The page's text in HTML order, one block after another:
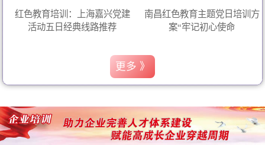
红色教育培训：上海嘉兴党建
活动五日经典线路推荐
南昌红色教育主题党日培训方
案“牢记初心使命
更多 》